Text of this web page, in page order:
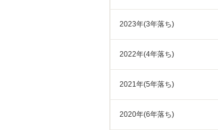
2023年(3年落ち)
2022年(4年落ち)
2021年(5年落ち)
2020年(6年落ち)